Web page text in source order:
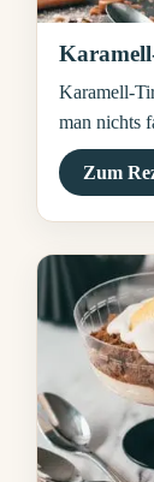
Karamell-
man nichts
Zum